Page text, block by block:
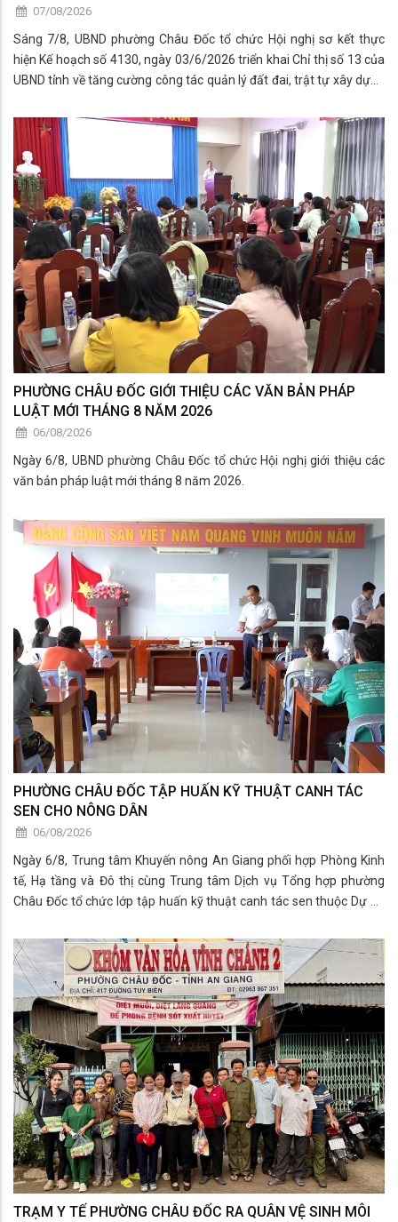
07/08/2026
Sáng 7/8, UBND phường Châu Đốc tổ chức Hội nghị sơ kết thực
hiện Kế hoạch số 4130, ngày 03/6/2026 triển khai Chỉ thị số 13 của
UBND tỉnh về tăng cường công tác quản lý đất đai, trật tự xây dựng
PHƯỜNG CHÂU ĐỐC GIỚI THIỆU CÁC VĂN BẢN PHÁP
LUẬT MỚI THÁNG 8 NĂM 2026
06/08/2026
Ngày 6/8, UBND phường Châu Đốc tổ chức Hội nghị giới thiệu các
văn bản pháp luật mới tháng 8 năm 2026.
PHƯỜNG CHÂU ĐỐC TẬP HUẤN KỸ THUẬT CANH TÁC
SEN CHO NÔNG DÂN
06/08/2026
Ngày 6/8, Trung tâm Khuyến nông An Giang phối hợp Phòng Kinh
tế, Hạ tầng và Đô thị cùng Trung tâm Dịch vụ Tổng hợp phường
Châu Đốc tổ chức lớp tập huấn kỹ thuật canh tác sen thuộc Dự án
Nam” cho các hộ dân trồng sen trên địa bàn.
TRẠM Y TẾ PHƯỜNG CHÂU ĐỐC RA QUÂN VỆ SINH MÔI